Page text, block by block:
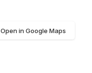
Open in Google Maps